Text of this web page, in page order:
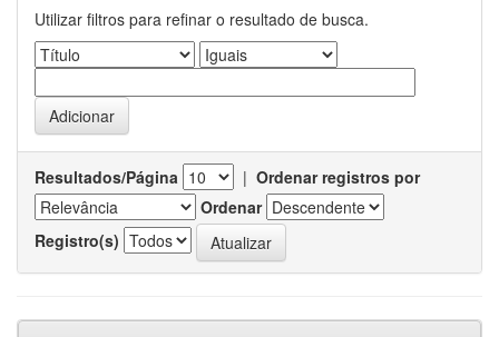
Utilizar filtros para refinar o resultado de busca.
Resultados/Página | Ordenar registros por
Ordenar
Registro(s)